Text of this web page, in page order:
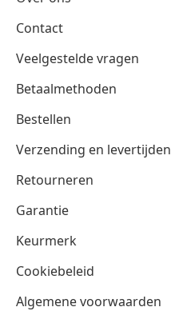
Contact
Veelgestelde vragen
Betaalmethoden
Bestellen
Verzending en levertijden
Retourneren
Garantie
Keurmerk
Cookiebeleid
Algemene voorwaarden